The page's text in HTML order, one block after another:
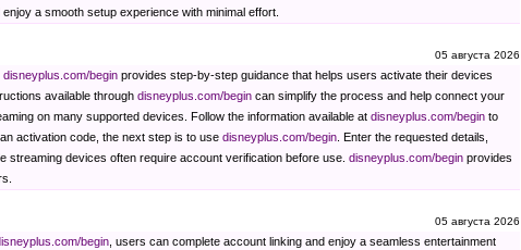
a smooth setup experience with minimal effort.
05 августа 2026
disneyplus.com/begin provides step-by-step guidance that helps users activate their devices
available through disneyplus.com/begin can simplify the process and help connect your
on many supported devices. Follow the information available at disneyplus.com/begin to
activation code, the next step is to use disneyplus.com/begin . Enter the requested details,
devices often require account verification before use. disneyplus.com/begin provides
05 августа 2026
begin , users can complete account linking and enjoy a seamless entertainment